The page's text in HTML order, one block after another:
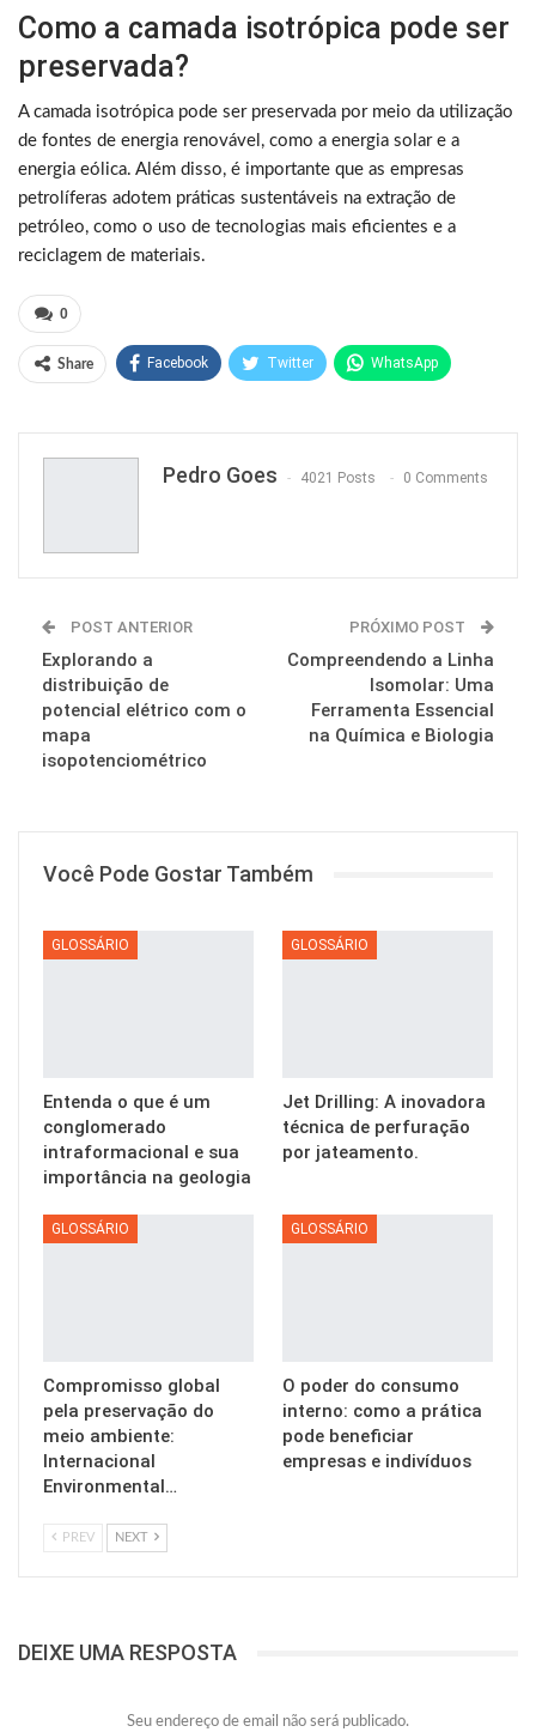
Como a camada isotrópica pode ser
preservada?
A camada isotrópica pode ser preservada por meio da utilização
de fontes de energia renovável, como a energia solar e a
energia eólica. Além disso, é importante que as empresas
petrolíferas adotem práticas sustentáveis na extração de
petróleo, como o uso de tecnologias mais eficientes e a
reciclagem de materiais.
0
Share Facebook Twitter WhatsApp
Pedro Goes 4021 Posts 0 Comments
POST ANTERIOR
Explorando a
distribuição de
potencial elétrico com o
mapa
isopotenciométrico
PRÓXIMO POST
Compreendendo a Linha
Isomolar: Uma
Ferramenta Essencial
na Química e Biologia
Você Pode Gostar Também
GLOSSÁRIO
Entenda o que é um
conglomerado
intraformacional e sua
importância na geologia
GLOSSÁRIO
Jet Drilling: A inovadora
técnica de perfuração
por jateamento.
GLOSSÁRIO
Compromisso global
pela preservação do
meio ambiente:
Internacional
Environmental…
GLOSSÁRIO
O poder do consumo
interno: como a prática
pode beneficiar
empresas e indivíduos
PREV NEXT
DEIXE UMA RESPOSTA
Seu endereço de email não será publicado.